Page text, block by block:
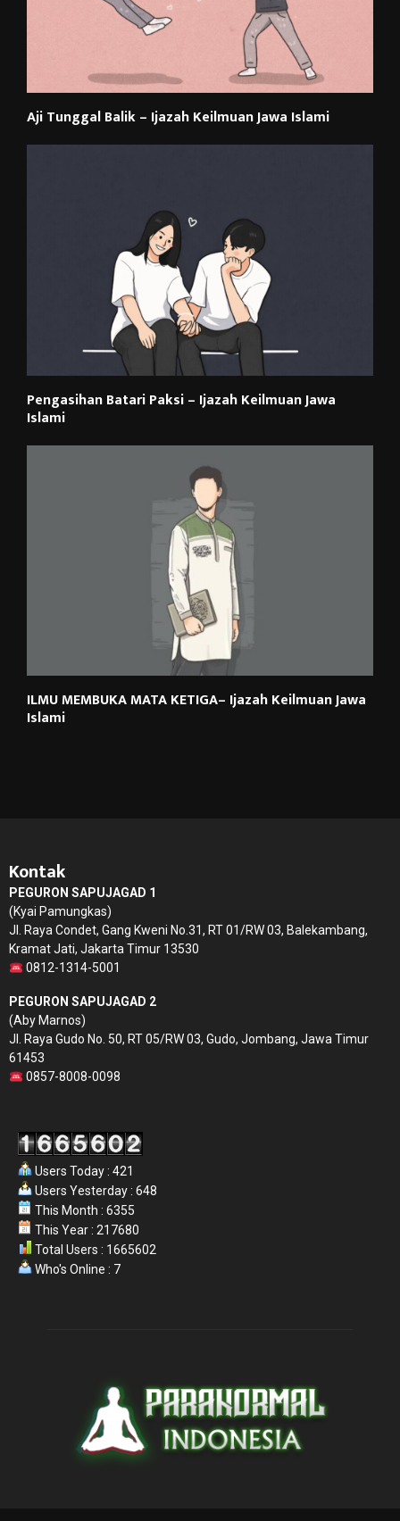
Aji Tunggal Balik – Ijazah Keilmuan Jawa Islami
Pengasihan Batari Paksi – Ijazah Keilmuan Jawa
Islami
ILMU MEMBUKA MATA KETIGA– Ijazah Keilmuan Jawa
Islami
Kontak
PEGURON SAPUJAGAD 1
(Kyai Pamungkas)
Jl. Raya Condet, Gang Kweni No.31, RT 01/RW 03, Balekambang,
Kramat Jati, Jakarta Timur 13530
0812-1314-5001
PEGURON SAPUJAGAD 2
(Aby Marnos)
Jl. Raya Gudo No. 50, RT 05/RW 03, Gudo, Jombang, Jawa Timur
61453
0857-8008-0098
Users Today : 421
Users Yesterday : 648
This Month : 6355
This Year : 217680
Total Users : 1665602
Who's Online : 7